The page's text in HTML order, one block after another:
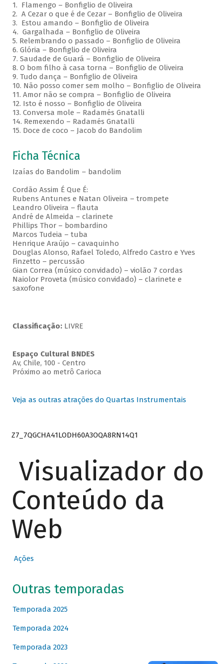
1. Flamengo – Bonfiglio de Oliveira
2. A Cezar o que é de Cezar – Bonfiglio de Oliveira
3. Estou amando – Bonfiglio de Oliveira
4. Gargalhada – Bonfiglio de Oliveira
5. Relembrando o passado – Bonfiglio de Oliveira
6. Glória – Bonfiglio de Oliveira
7. Saudade de Guará – Bonfiglio de Oliveira
8. O bom filho à casa torna – Bonfiglio de Oliveira
9. Tudo dança – Bonfiglio de Oliveira
10. Não posso comer sem molho – Bonfiglio de Oliveira
11. Amor não se compra – Bonfiglio de Oliveira
12. Isto é nosso – Bonfiglio de Oliveira
13. Conversa mole – Radamés Gnatalli
14. Remexendo – Radamés Gnatalli
15. Doce de coco – Jacob do Bandolim
Ficha Técnica
Izaías do Bandolim – bandolim
Cordão Assim É Que É:
Rubens Antunes e Natan Oliveira – trompete
Leandro Oliveira – flauta
André de Almeida – clarinete
Phillips Thor – bombardino
Marcos Tudeia – tuba
Henrique Araújo – cavaquinho
Douglas Alonso, Rafael Toledo, Alfredo Castro e Yves
Finzetto – percussão
Gian Correa (músico convidado) – violão 7 cordas
Naiolor Proveta (músico convidado) – clarinete e
saxofone
Classificação: LIVRE
Espaço Cultural BNDES
Av, Chile, 100 - Centro
Próximo ao metrô Carioca
Veja as outras atrações do Quartas Instrumentais
Z7_7QGCHA41LODH60A3OQA8RN14Q1
Visualizador do
Conteúdo da
Web
Ações
Outras temporadas
Temporada 2025
Temporada 2024
Temporada 2023